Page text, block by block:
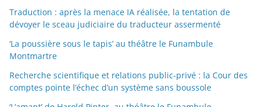
Traduction : après la menace IA réalisée, la tentation de
dévoyer le sceau judiciaire du traducteur assermenté
‘La poussière sous le tapis’ au théâtre le Funambule
Montmartre
Recherche scientifique et relations public-privé : la Cour des
comptes pointe l’échec d’un système sans boussole